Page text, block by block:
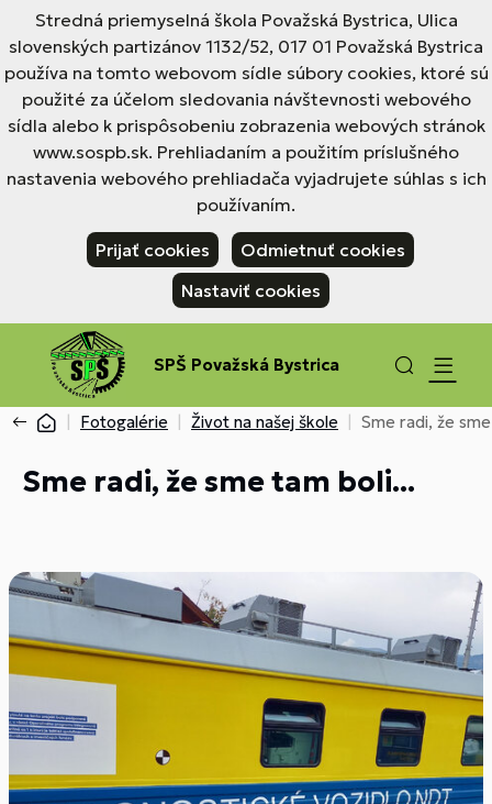
Stredná priemyselná škola Považská Bystrica, Ulica
slovenských partizánov 1132/52, 017 01 Považská Bystrica
používa na tomto webovom sídle súbory cookies, ktoré sú
použité za účelom sledovania návštevnosti webového
sídla alebo k prispôsobeniu zobrazenia webových stránok
www.sospb.sk. Prehliadaním a použitím príslušného
nastavenia webového prehliadača vyjadrujete súhlas s ich
používaním.
Prijať cookies
Odmietnuť cookies
Nastaviť cookies
SPŠ Považská Bystrica
Fotogalérie Život na našej škole Sme radi, že
Sme radi, že sme tam boli...